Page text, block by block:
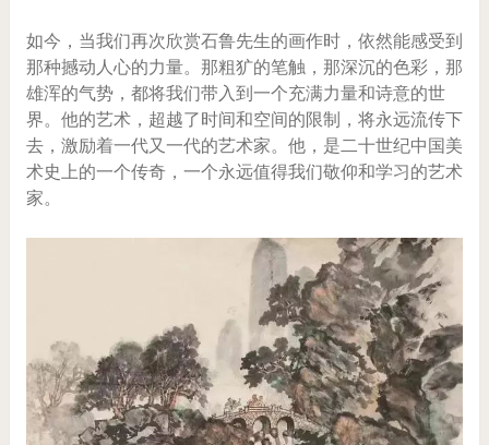
如今，当我们再次欣赏石鲁先生的画作时，依然能感受到
那种撼动人心的力量。那粗犷的笔触，那深沉的色彩，那
雄浑的气势，都将我们带入到一个充满力量和诗意的世
界。他的艺术，超越了时间和空间的限制，将永远流传下
去，激励着一代又一代的艺术家。他，是二十世纪中国美
术史上的一个传奇，一个永远值得我们敬仰和学习的艺术
家。